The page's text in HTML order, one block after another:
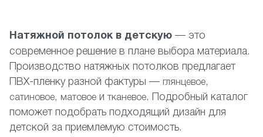
Натяжной потолок в детскую — это
современное решение в плане выбора материала.
Производство натяжных потолков предлагает
ПВХ-пленку разной фактуры — глянцевое,
сатиновое, матовое итканевое. Подробный каталог
поможет подобрать подходящий дизайн для
детской за приемлемую стоимость.